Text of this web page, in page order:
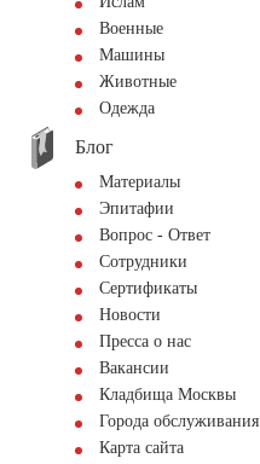
Военные
Машины
Животные
Одежда
Блог
Материалы
Эпитафии
Вопрос - Ответ
Сотрудники
Сертификаты
Новости
Пресса о нас
Вакансии
Кладбища Москвы
Города обслуживания
Карта сайта